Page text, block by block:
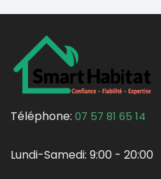
Téléphone: 07 57 81 65 14
Lundi-Samedi: 9:00 - 20:00